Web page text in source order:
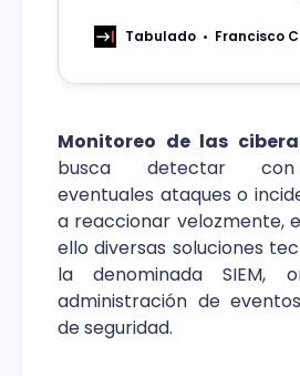
más de 8,3 millones de
panorama de
por ende, se deben
esfuerzos para
Tabulado Francisco
Monitoreo de las
busca detectar con
eventuales ataques o
a reaccionar velozmente,
ello diversas soluciones
la denominada SIEM,
administración de
de seguridad.